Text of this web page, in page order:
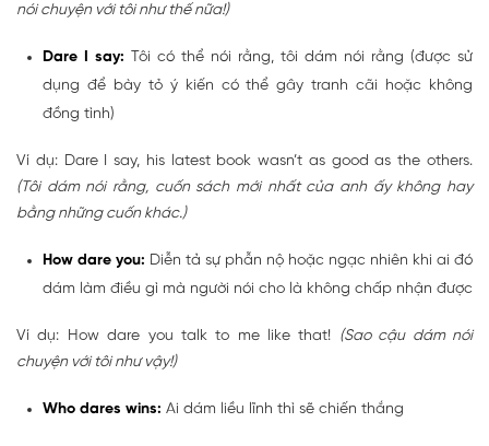
nói chuyện với tôi như thế nữa!)
Dare I say:
Tôi có thể nói rằng, tôi dám nói rằng (được sử
dụng để bày tỏ ý kiến có thể gây tranh cãi hoặc không
đồng tình)
Ví dụ: Dare I say, his latest book wasn’t as good as the others.
(Tôi dám nói rằng, cuốn sách mới nhất của anh ấy không hay
bằng những cuốn khác.)
How dare you: Diễn tả sự phẫn nộ hoặc ngạc nhiên khi ai đó
dám làm điều gì mà người nói cho là không chấp nhận được
Ví dụ: How dare you talk to me like that! (Sao cậu dám nói
chuyện với tôi như vậy!)
Who dares wins: Ai dám liều lĩnh thì sẽ chiến thắng